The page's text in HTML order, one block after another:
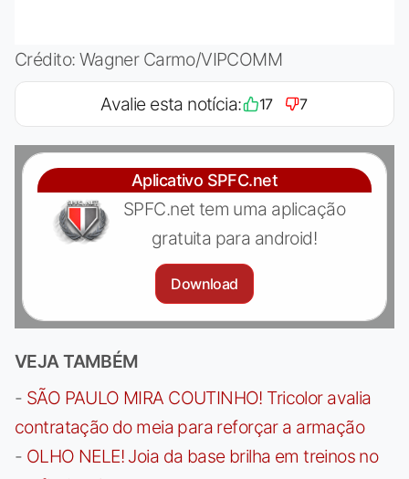
Crédito: Wagner Carmo/VIPCOMM
Avalie esta notícia: 17 7
Aplicativo SPFC.net
SPFC.net tem uma aplicação
gratuita para android!
Download
VEJA TAMBÉM
- SÃO PAULO MIRA COUTINHO! Tricolor avalia
contratação do meia para reforçar a armação
- OLHO NELE! Joia da base brilha em treinos no